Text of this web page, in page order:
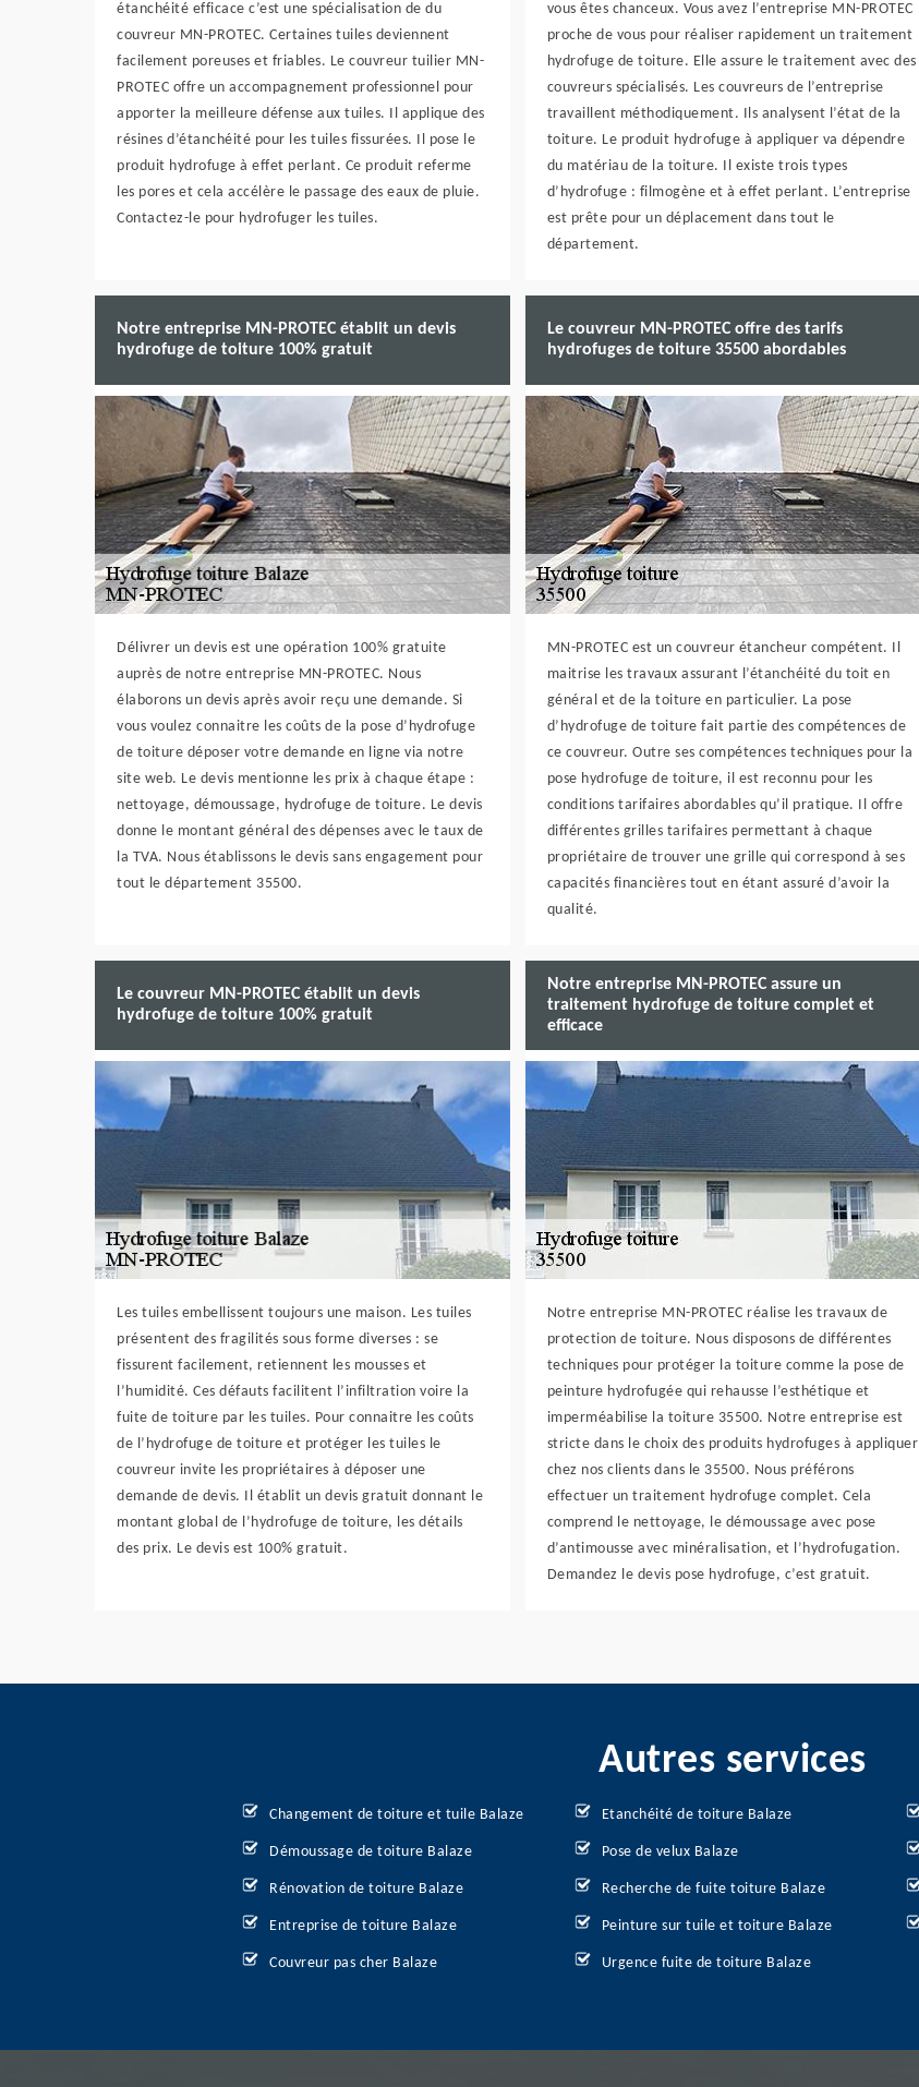
étanchéité efficace c’est une spécialisation de du
couvreur MN-PROTEC. Certaines tuiles deviennent
facilement poreuses et friables. Le couvreur tuilier MN-
PROTEC offre un accompagnement professionnel pour
apporter la meilleure défense aux tuiles. Il applique des
résines d’étanchéité pour les tuiles fissurées. Il pose le
produit hydrofuge à effet perlant. Ce produit referme
les pores et cela accélère le passage des eaux de pluie.
Contactez-le pour hydrofuger les tuiles.
vous êtes chanceux. Vous avez l’entreprise MN-PROTEC
proche de vous pour réaliser rapidement un traitement
hydrofuge de toiture. Elle assure le traitement avec des
couvreurs spécialisés. Les couvreurs de l’entreprise
travaillent méthodiquement. Ils analysent l’état de la
toiture. Le produit hydrofuge à appliquer va dépendre
du matériau de la toiture. Il existe trois types
d’hydrofuge : filmogène et à effet perlant. L’entreprise
est prête pour un déplacement dans tout le
département.
Notre entreprise MN-PROTEC établit un devis
hydrofuge de toiture 100% gratuit
Délivrer un devis est une opération 100% gratuite
auprès de notre entreprise MN-PROTEC. Nous
élaborons un devis après avoir reçu une demande. Si
vous voulez connaitre les coûts de la pose d’hydrofuge
de toiture déposer votre demande en ligne via notre
site web. Le devis mentionne les prix à chaque étape :
nettoyage, démoussage, hydrofuge de toiture. Le devis
donne le montant général des dépenses avec le taux de
la TVA. Nous établissons le devis sans engagement pour
tout le département 35500.
Le couvreur MN-PROTEC offre des tarifs
hydrofuges de toiture 35500 abordables
MN-PROTEC est un couvreur étancheur compétent. Il
maitrise les travaux assurant l’étanchéité du toit en
général et de la toiture en particulier. La pose
d’hydrofuge de toiture fait partie des compétences de
ce couvreur. Outre ses compétences techniques pour la
pose hydrofuge de toiture, il est reconnu pour les
conditions tarifaires abordables qu’il pratique. Il offre
différentes grilles tarifaires permettant à chaque
propriétaire de trouver une grille qui correspond à ses
capacités financières tout en étant assuré d’avoir la
qualité.
Le couvreur MN-PROTEC établit un devis
hydrofuge de toiture 100% gratuit
Les tuiles embellissent toujours une maison. Les tuiles
présentent des fragilités sous forme diverses : se
fissurent facilement, retiennent les mousses et
l’humidité. Ces défauts facilitent l’infiltration voire la
fuite de toiture par les tuiles. Pour connaitre les coûts
de l’hydrofuge de toiture et protéger les tuiles le
couvreur invite les propriétaires à déposer une
demande de devis. Il établit un devis gratuit donnant le
montant global de l’hydrofuge de toiture, les détails
des prix. Le devis est 100% gratuit.
Notre entreprise MN-PROTEC assure un
traitement hydrofuge de toiture complet et
efficace
Notre entreprise MN-PROTEC réalise les travaux de
protection de toiture. Nous disposons de différentes
techniques pour protéger la toiture comme la pose de
peinture hydrofugée qui rehausse l’esthétique et
imperméabilise la toiture 35500. Notre entreprise est
stricte dans le choix des produits hydrofuges à appliquer
chez nos clients dans le 35500. Nous préférons
effectuer un traitement hydrofuge complet. Cela
comprend le nettoyage, le démoussage avec pose
d’antimousse avec minéralisation, et l’hydrofugation.
Demandez le devis pose hydrofuge, c’est gratuit.
Autres services
Changement de toiture et tuile Balaze
Démoussage de toiture Balaze
Rénovation de toiture Balaze
Entreprise de toiture Balaze
Couvreur pas cher Balaze
Etanchéité de toiture Balaze
Pose de velux Balaze
Recherche de fuite toiture Balaze
Peinture sur tuile et toiture Balaze
Urgence fuite de toiture Balaze